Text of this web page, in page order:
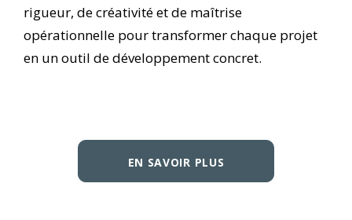
rigueur, de créativité et de maîtrise
opérationnelle pour transformer chaque projet
en un outil de développement concret.
EN SAVOIR PLUS